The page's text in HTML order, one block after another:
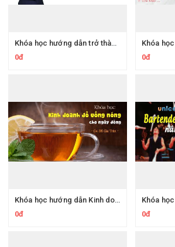
Khóa học hướng dẫn trở thành Bartender đỉnh cao
0đ
0đ
Khóa học hướng dẫn Kinh doanh đồ uống nóng cho ngày đông
0đ
0đ